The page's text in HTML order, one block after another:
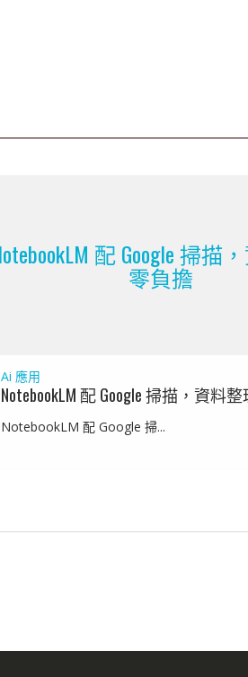
配 Google 掃描
零負擔
Ai 應用
NotebookLM 配 Google 掃描，資料
NotebookLM 配 Google 掃...